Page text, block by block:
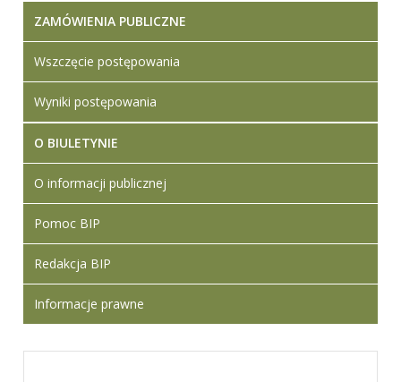
ZAMÓWIENIA PUBLICZNE
Wszczęcie postępowania
Wyniki postępowania
O BIULETYNIE
O informacji publicznej
Pomoc BIP
Redakcja BIP
Informacje prawne